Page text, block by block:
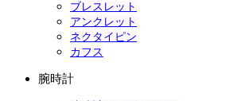
ブレスレット
アンクレット
ネクタイピン
カフス
腕時計